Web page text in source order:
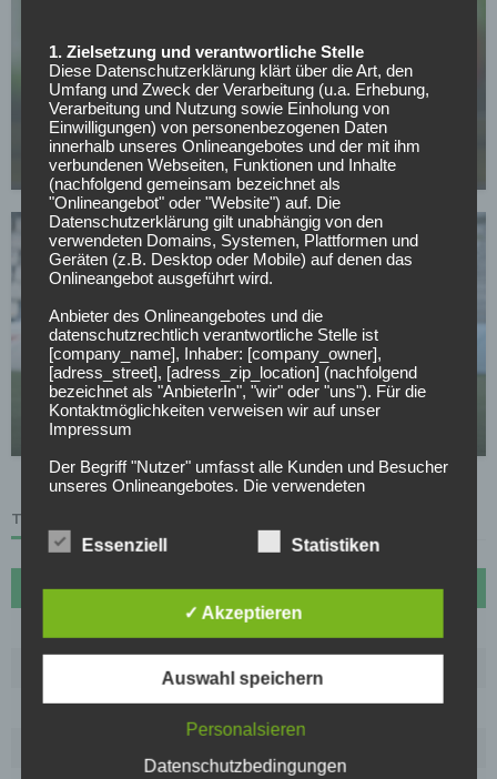
RB LEIPZIG
Gulácsi-Rückkehr bei Leipzig offen: Gerät der
Schlussmann dauerhaft ins Hintertreffen?
24.04.2026
FC AUGSBURG
FC Augsburg holt RB-Talent: Schnäppchen mit
Bundesliga-Geschichte
23.04.2026
TABELLE
Name Sp Diff
Borussia Dortmund
VfB Stuttgart 27 20
1. Zielsetzung und verantwortliche Stelle
Diese Datenschutzerklärung klärt über die Art, den
Umfang und Zweck der Verarbeitung (u.a. Erhebung,
Verarbeitung und Nutzung sowie Einholung von
Einwilligungen) von personenbezogenen Daten
innerhalb unseres Onlineangebotes und der mit ihm
verbundenen Webseiten, Funktionen und Inhalte
(nachfolgend gemeinsam bezeichnet als
"Onlineangebot" oder "Website") auf. Die
Datenschutzerklärung gilt unabhängig von den
verwendeten Domains, Systemen, Plattformen und
Geräten (z.B. Desktop oder Mobile) auf denen das
Onlineangebot ausgeführt wird.
Anbieter des Onlineangebotes und die
datenschutzrechtlich verantwortliche Stelle ist
[company_name], Inhaber: [company_owner],
[adress_street], [adress_zip_location] (nachfolgend
bezeichnet als "AnbieterIn", "wir" oder "uns"). Für die
Kontaktmöglichkeiten verweisen wir auf unser
Impressum
Der Begriff "Nutzer" umfasst alle Kunden und Besucher
unseres Onlineangebotes. Die verwendeten
Datenschutzbestimmungen entsprechend den
Geboten der Datensparsamkeit- und
Datenvermeidung. Das bedeutet die Daten der Nutzer
werden nur beim Vorliegen einer gesetzlichen
Erlaubnis, insbesondere wenn die Daten zur
Online-Services erforderlich, bzw. gesetzlich
Einwilligung verarbeitet.
Essenziell Statistiken
✓ Akzeptieren
Auswahl speichern
Personalsieren
Datenschutzbedingungen